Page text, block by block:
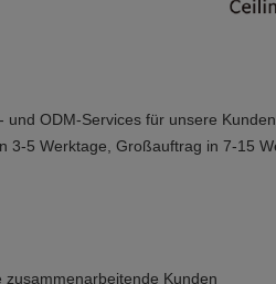
und ODM-Services für unsere
3-5 Werktage, Großauftrag in 7-15
Kunden